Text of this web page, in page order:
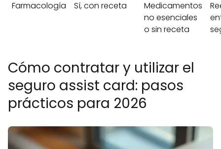
Farmacología Sí, con receta
Medicamentos
no esenciales
o sin receta
Cómo contratar y utilizar el
seguro assist card: pasos
prácticos para 2026